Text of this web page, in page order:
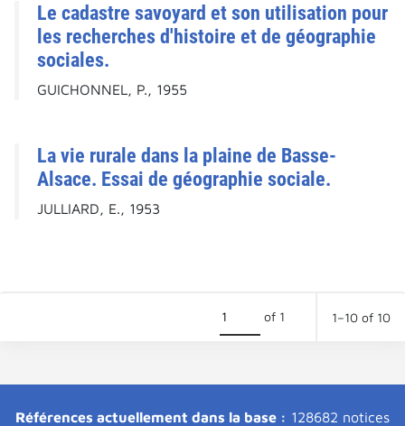
Le cadastre savoyard et son utilisation pour
les recherches d'histoire et de géographie
sociales.
GUICHONNEL, P., 1955
La vie rurale dans la plaine de Basse-
Alsace. Essai de géographie sociale.
JULLIARD, E., 1953
of 1 1–10 of 10
Références actuellement dans la base : 128682 notices